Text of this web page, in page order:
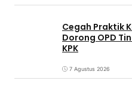
Cegah Praktik
Dorong OPD
KPK
7 Agustus 2026